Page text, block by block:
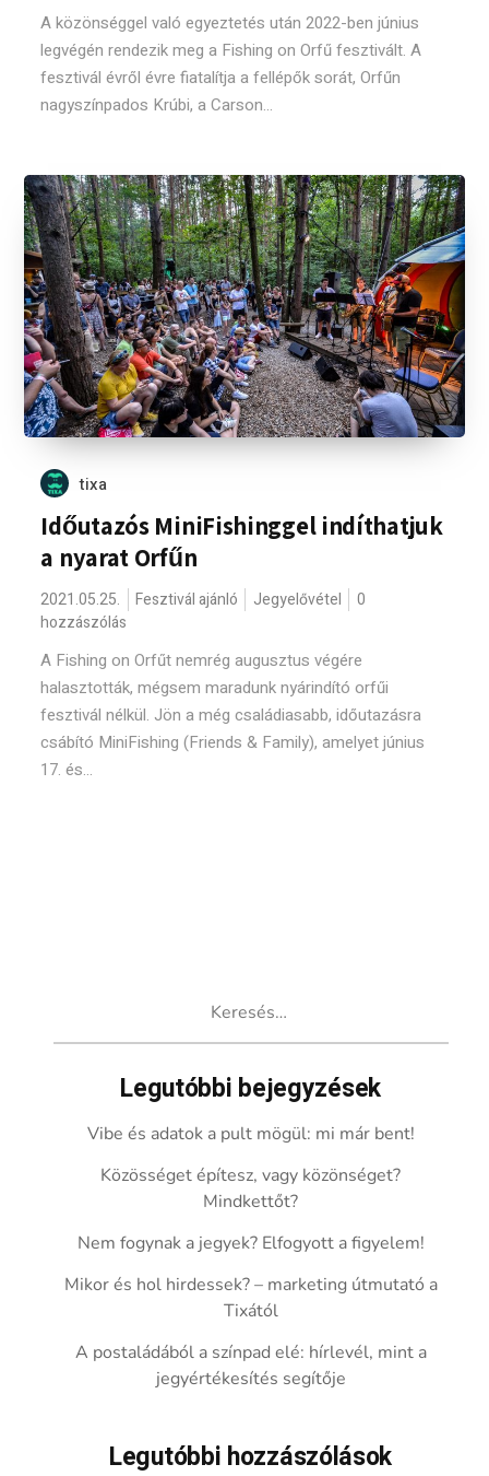
A közönséggel való egyeztetés után 2022-ben június
legvégén rendezik meg a Fishing on Orfű fesztivált. A
fesztivál évről évre fiatalítja a fellépők sorát, Orfűn
nagyszínpados Krúbi, a Carson...
tixa
Időutazós MiniFishinggel indíthatjuk
a nyarat Orfűn
2021.05.25. Fesztivál ajánló Jegyelővétel
0
hozzászólás
A Fishing on Orfűt nemrég augusztus végére
halasztották, mégsem maradunk nyárindító orfűi
fesztivál nélkül. Jön a még családiasabb, időutazásra
csábító MiniFishing (Friends & Family), amelyet június
17. és...
Legutóbbi bejegyzések
Vibe és adatok a pult mögül: mi már bent!
Közösséget építesz, vagy közönséget?
Mindkettőt?
Nem fogynak a jegyek? Elfogyott a figyelem!
Mikor és hol hirdessek? – marketing útmutató a
Tixától
A postaládából a színpad elé: hírlevél, mint a
jegyértékesítés segítője
Legutóbbi hozzászólások